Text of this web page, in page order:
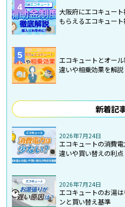
4
大阪府にエコキュー
もらえるエコキュー
5
エコキュートとオー
違いや相乗効果を解
新着記
2026年7月24日
エコキュートの消費
違いや買い替えの利点
2026年7月24日
エコキュートのお湯
ンと買い替え基準